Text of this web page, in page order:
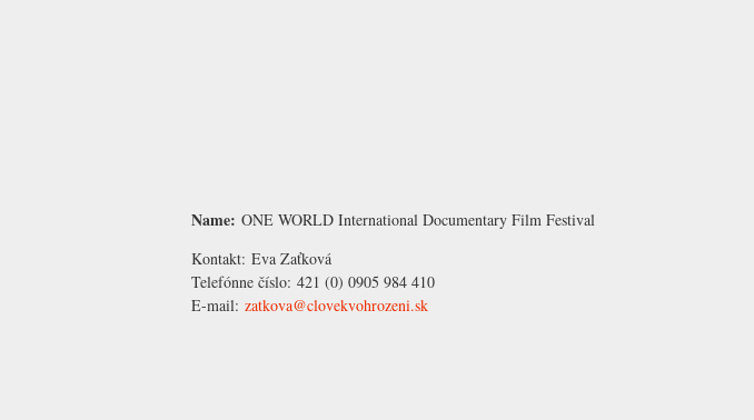
Name: ONE WORLD International Documentary Film Festival
Kontakt: Eva Zaťková
Telefónne číslo: 421 (0) 0905 984 410
E-mail: zatkova@clovekvohrozeni.sk